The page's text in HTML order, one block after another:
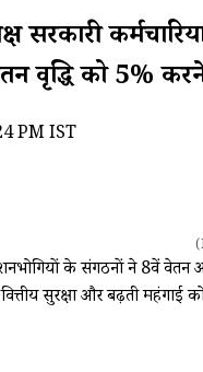
सरकारी
वृद्धि को 5%
PM IST
के संगठनों ने 8वें
सुरक्षा और बढ़ती